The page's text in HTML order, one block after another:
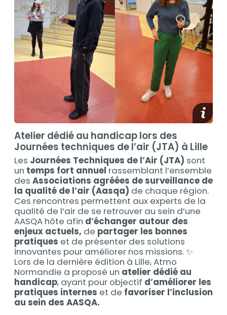
Atelier dédié au handicap lors des
Journées techniques de l’air (JTA) à Lille
Les Journées Techniques de l’Air (JTA) sont
un temps fort annuel rassemblant l’ensemble
des Associations agréées de surveillance de
la qualité de l’air (Aasqa) de chaque région.
Ces rencontres permettent aux experts de la
qualité de l’air de se retrouver au sein d’une
AASQA hôte afin d’échanger autour des
enjeux actuels, de partager les bonnes
pratiques et de présenter des solutions
innovantes pour améliorer nos missions. ✨
Lors de la dernière édition à Lille, Atmo
Normandie a proposé un atelier dédié au
handicap, ayant pour objectif d’améliorer les
pratiques internes et de favoriser l’inclusion
au sein des AASQA.